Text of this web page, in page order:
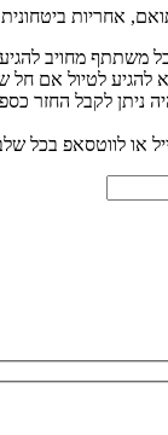
אחריות
להגיע לטיול אם
ניתן לקבל החזר
או לווטסאפ בכל